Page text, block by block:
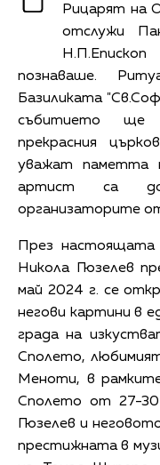
Рицарят на
отслужи
познаваше.
Базиликата
събитието ще
прекрасния
уважат паметта
артист са
организаторите
През
Никола Гюзелев
май 2024 г. се
негови картини в
града на
Сполето,
Меноти, в
Сполето от 27-30
Гюзелев и
престижната в